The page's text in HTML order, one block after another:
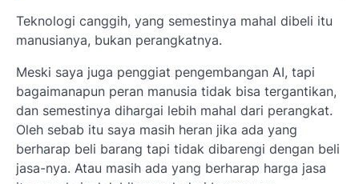
Teknologi canggih, yang semestinya mahal dibeli itu
manusianya, bukan perangkatnya.
Meski saya juga penggiat pengembangan AI, tapi
bagaimanapun peran manusia tidak bisa tergantikan,
dan semestinya dihargai lebih mahal dari perangkat.
Oleh sebab itu saya masih heran jika ada yang
berharap beli barang tapi tidak dibarengi dengan beli
jasa-nya. Atau masih ada yang berharap harga jasa